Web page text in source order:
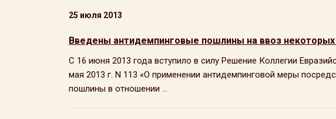
25 июля 2013
Введены антидемпинговые пошлины на ввоз
С 16 июня 2013 года вступило в силу Решение Коллегии
мая 2013 г. N 113 «О применении антидемпинговой меры
пошлины в отношении ...